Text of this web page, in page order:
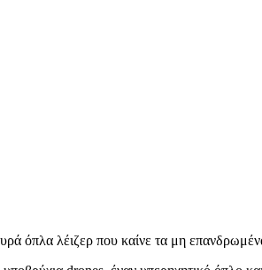
όπλα λέιζερ που καίνε τα μη